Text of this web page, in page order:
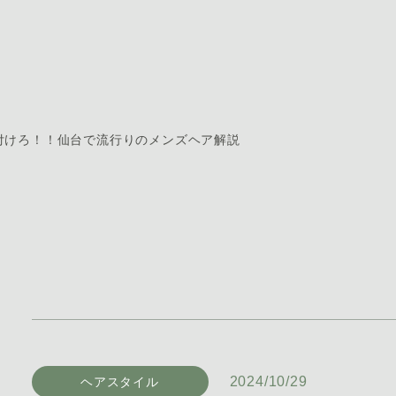
ろ！！仙台で流行りのメンズヘア解説
ヘアスタイル 2024/10/29